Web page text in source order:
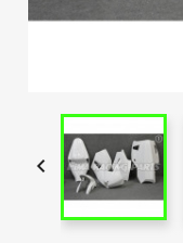
